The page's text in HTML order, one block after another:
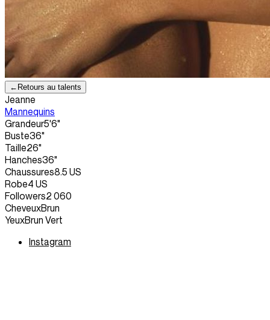
← Retours au talents
Jeanne
Mannequins
Grandeur5'6"
Buste36"
Taille26"
Hanches36"
Chaussures8.5 US
Robe4 US
Followers2 060
CheveuxBrun
YeuxBrun Vert
Instagram